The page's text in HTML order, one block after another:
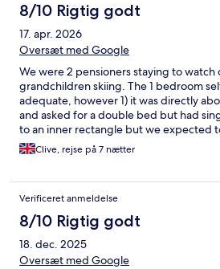
8/10 Rigtig godt
17. apr. 2026
Oversæt med Google
We were 2 pensioners staying to watch
grandchildren skiing. The 1 bedroom
adequate, however 1) it was directly
and asked for a double bed but had
to an inner rectangle but we expected
the slopes - we had booked and paid
Clive, rejse på 7 nætter
Verificeret anmeldelse
8/10 Rigtig godt
18. dec. 2025
Oversæt med Google